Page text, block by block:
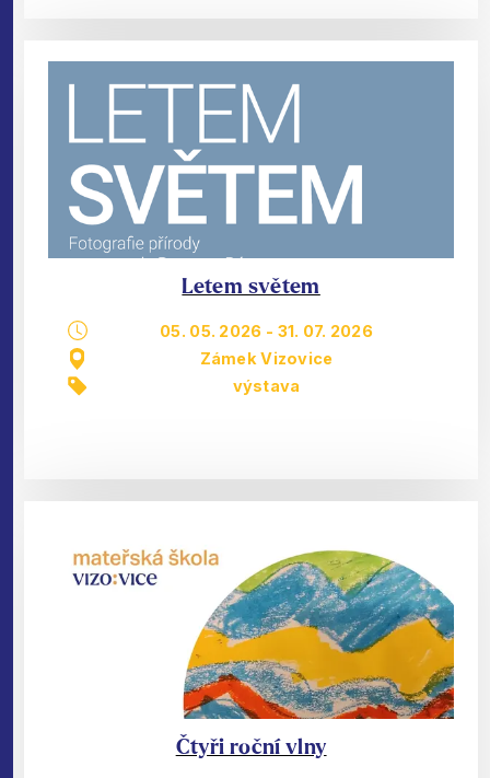
Letem světem
05. 05. 2026 - 31. 07. 2026
Zámek Vizovice
výstava
Čtyři roční vlny